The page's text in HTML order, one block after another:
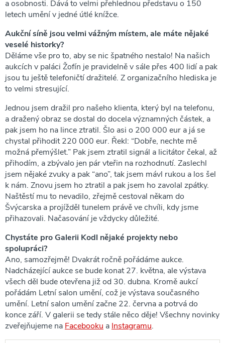
a osobnosti. Dává to velmi přehlednou představu o 150
letech umění v jedné útlé knížce.
Aukční síně jsou velmi vážným místem, ale máte nějaké
veselé historky?
Děláme vše pro to, aby se nic špatného nestalo! Na našich
aukcích v paláci Žofín je pravidelně v sále přes 400 lidí a pak
jsou tu ještě telefoničtí dražitelé. Z organizačního hlediska je
to velmi stresující.
Jednou jsem dražil pro našeho klienta, který byl na telefonu,
a dražený obraz se dostal do docela významných částek, a
pak jsem ho na lince ztratil. Šlo asi o 200 000 eur a já se
chystal přihodit 220 000 eur. Řekl: “Dobře, nechte mě
možná přemýšlet.” Pak jsem ztratil signál a licitátor čekal, až
přihodím, a zbývalo jen pár vteřin na rozhodnutí. Zaslechl
jsem nějaké zvuky a pak “ano”, tak jsem mávl rukou a los šel
k nám. Znovu jsem ho ztratil a pak jsem ho zavolal zpátky.
Naštěstí mu to nevadilo, zřejmě cestoval někam do
Švýcarska a projížděl tunelem právě ve chvíli, kdy jsme
přihazovali. Načasování je vždycky důležité.
Chystáte pro Galerii Kodl nějaké projekty nebo
spolupráci?
Ano, samozřejmě! Dvakrát ročně pořádáme aukce.
Nadcházející aukce se bude konat 27. května, ale výstava
všech děl bude otevřena již od 30. dubna. Kromě aukcí
pořádám Letní salon umění, což je výstava současného
umění. Letní salon umění začne 22. června a potrvá do
konce září. V galerii se tedy stále něco děje! Všechny novinky
zveřejňujeme na Facebooku a Instagramu.